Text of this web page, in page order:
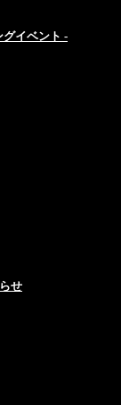
グイベント -
せ